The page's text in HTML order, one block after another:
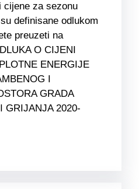
cijene za sezonu
definisane odlukom
preuzeti na
O CIJENI
ENERGIJE
I
GRADA
GRIJANJA 2020-